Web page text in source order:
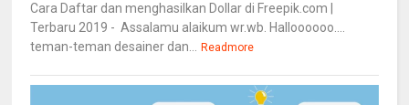
Cara Daftar dan menghasilkan Dollar di Freepik.com |
Terbaru 2019 - Assalamu alaikum wr.wb. Halloooooo....
teman-teman desainer dan... Readmore